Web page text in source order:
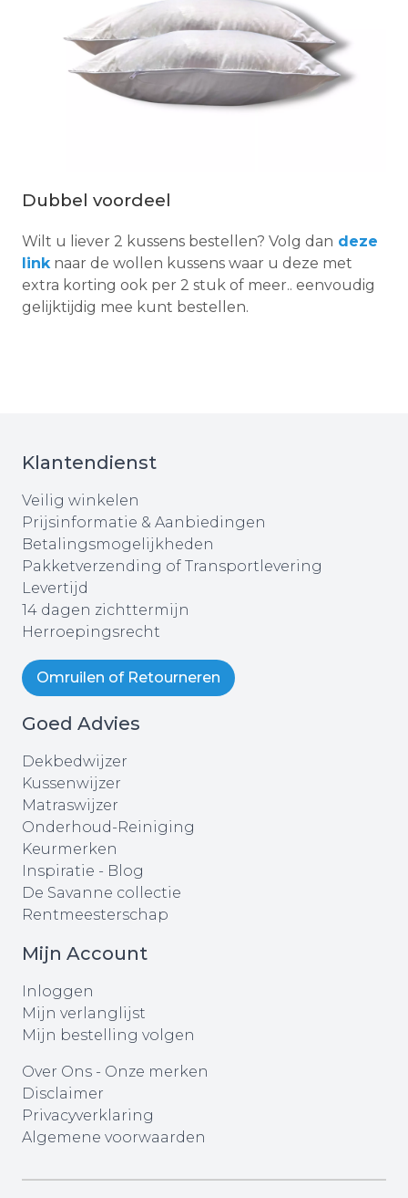
Dubbel voordeel
Wilt u liever 2 kussens bestellen? Volg dan deze
linknaar de wollen kussens waar u deze met
extra korting ook per 2 stuk of meer.. eenvoudig
gelijktijdig mee kunt bestellen.
Klantendienst
Veilig winkelen
Prijsinformatie & Aanbiedingen
Betalingsmogelijkheden
Pakketverzending of Transportlevering
Levertijd
14 dagen zichttermijn
Herroepingsrecht
Omruilen of Retourneren
Goed Advies
Dekbedwijzer
Kussenwijzer
Matraswijzer
Onderhoud-Reiniging
Keurmerken
Inspiratie - Blog
De Savanne collectie
Rentmeesterschap
Mijn Account
Inloggen
Mijn verlanglijst
Mijn bestelling volgen
Over Ons - Onze merken
Disclaimer
Privacyverklaring
Algemene voorwaarden